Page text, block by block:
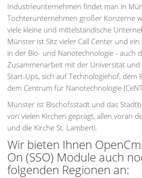
Industrieunternehmen findet man in
Tochterunternehmen großer Konzerne
viele kleine und mittelständische
Münster ist Sitz vieler Call Center und
in der Bio- und Nanotechnologie - auch
Zusammenarbeit mit der Universität
Start-Ups, sich auf Technologiehof, dem
dem Centrum für Nanotechnologie
Münster ist Bischofsstadt und das
von vielen Kirchen geprägt, allen voran
und die Kirche St. Lamberti.
Wir bieten Ihnen
On (SSO) Module auch
folgenden Regionen an: